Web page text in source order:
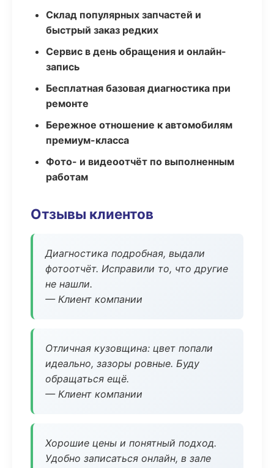
Склад популярных запчастей и
быстрый заказ редких
Сервис в день обращения и онлайн-
запись
Бесплатная базовая диагностика при
ремонте
Бережное отношение к автомобилям
премиум-класса
Фото- и видеоотчёт по выполненным
работам
Отзывы клиентов
Диагностика подробная, выдали
фотоотчёт. Исправили то, что другие
не нашли.
— Клиент компании
Отличная кузовщина: цвет попали
идеально, зазоры ровные. Буду
обращаться ещё.
— Клиент компании
Хорошие цены и понятный подход.
Удобно записаться онлайн, в зале